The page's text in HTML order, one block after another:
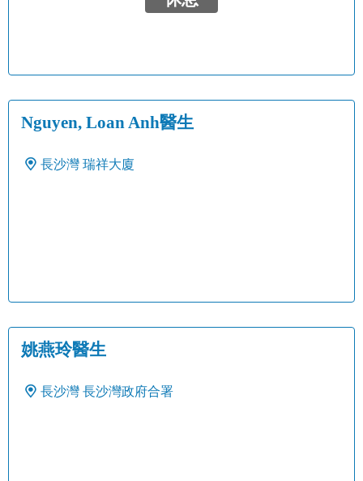
Nguyen, Loan Anh醫生
長沙灣 瑞祥大廈
姚燕玲醫生
長沙灣 長沙灣政府合署